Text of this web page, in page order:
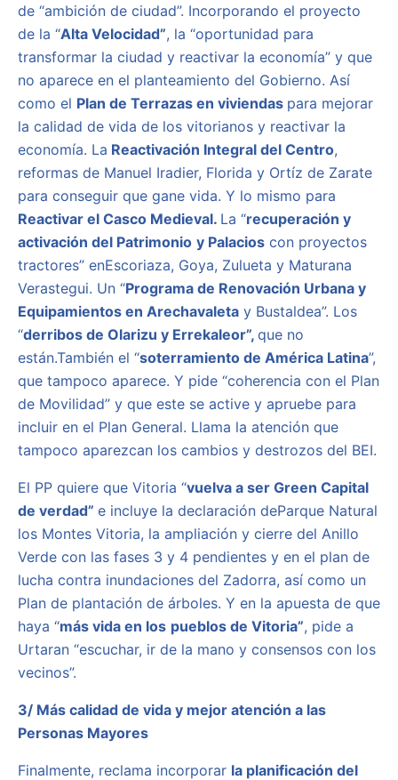
de “ambición de ciudad”. Incorporando el proyecto
de la “Alta Velocidad”, la “oportunidad para
transformar la ciudad y reactivar la economía” y que
no aparece en el planteamiento del Gobierno. Así
como el Plan de Terrazas en viviendas para mejorar
la calidad de vida de los vitorianos y reactivar la
economía. La Reactivación Integral del Centro,
reformas de Manuel Iradier, Florida y Ortíz de Zarate
para conseguir que gane vida. Y lo mismo para
Reactivar el Casco Medieval. La “recuperación y
activación del Patrimonio y Palacios con proyectos
tractores” enEscoriaza, Goya, Zulueta y Maturana
Verastegui. Un “Programa de Renovación Urbana y
Equipamientos en Arechavaleta y Bustaldea”. Los
“derribos de Olarizu y Errekaleor”, que no
están.También el “soterramiento de América Latina”,
que tampoco aparece. Y pide “coherencia con el Plan
de Movilidad” y que este se active y apruebe para
incluir en el Plan General. Llama la atención que
tampoco aparezcan los cambios y destrozos del BEI.
El PP quiere que Vitoria “vuelva a ser Green Capital
de verdad” e incluye la declaración deParque Natural
los Montes Vitoria, la ampliación y cierre del Anillo
Verde con las fases 3 y 4 pendientes y en el plan de
lucha contra inundaciones del Zadorra, así como un
Plan de plantación de árboles. Y en la apuesta de que
haya “más vida en los pueblos de Vitoria”, pide a
Urtaran “escuchar, ir de la mano y consensos con los
vecinos”.
3/ Más calidad de vida y mejor atención a las
Personas Mayores
Finalmente, reclama incorporar la planificación del